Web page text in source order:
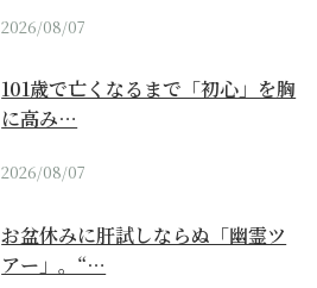
2026/08/07
101歳で亡くなるまで「初心」を胸
に高み…
2026/08/07
お盆休みに肝試しならぬ「幽霊ツ
アー」。“…